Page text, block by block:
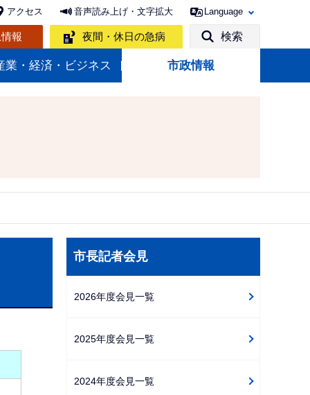
アクセス 音声読み上げ・文字拡大 Language
報 夜間・休日の急病 検索
業・経済・ビジネス 市政情報
ー
ョ
市長記者会見
2026年度会見一覧
2025年度会見一覧
2024年度会見一覧